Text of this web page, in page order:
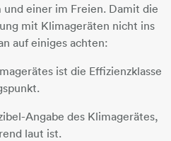
einer im Freien. Damit die
mit Klimageräten nicht ins
auf einiges achten:
ist die Effizienzklasse
Angabe des Klimagerätes,
laut ist.